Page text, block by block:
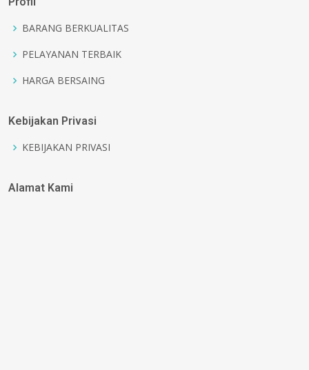
BARANG BERKUALITAS
PELAYANAN TERBAIK
HARGA BERSAING
Kebijakan Privasi
KEBIJAKAN PRIVASI
Alamat Kami